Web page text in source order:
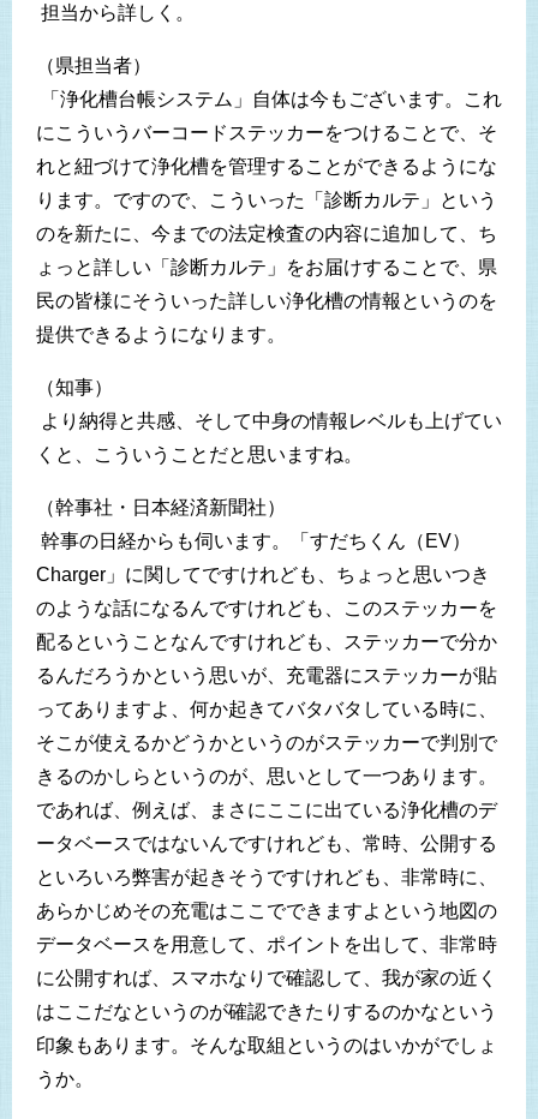
担当から詳しく。
（県担当者）
「浄化槽台帳システム」自体は今もございます。これ
にこういうバーコードステッカーをつけることで、そ
れと紐づけて浄化槽を管理することができるようにな
ります。ですので、こういった「診断カルテ」という
のを新たに、今までの法定検査の内容に追加して、ち
ょっと詳しい「診断カルテ」をお届けすることで、県
民の皆様にそういった詳しい浄化槽の情報というのを
提供できるようになります。
（知事）
より納得と共感、そして中身の情報レベルも上げてい
くと、こういうことだと思いますね。
（幹事社・日本経済新聞社）
幹事の日経からも伺います。「すだちくん（EV）
Charger」に関してですけれども、ちょっと思いつき
のような話になるんですけれども、このステッカーを
配るということなんですけれども、ステッカーで分か
るんだろうかという思いが、充電器にステッカーが貼
ってありますよ、何か起きてバタバタしている時に、
そこが使えるかどうかというのがステッカーで判別で
きるのかしらというのが、思いとして一つあります。
であれば、例えば、まさにここに出ている浄化槽のデ
ータベースではないんですけれども、常時、公開する
といろいろ弊害が起きそうですけれども、非常時に、
あらかじめその充電はここでできますよという地図の
データベースを用意して、ポイントを出して、非常時
に公開すれば、スマホなりで確認して、我が家の近く
はここだなというのが確認できたりするのかなという
印象もあります。そんな取組というのはいかがでしょ
うか。